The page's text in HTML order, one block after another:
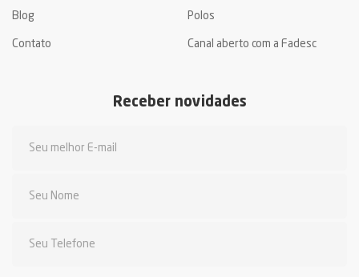
Blog Polos
Contato Canal aberto com a Fadesc
Receber novidades